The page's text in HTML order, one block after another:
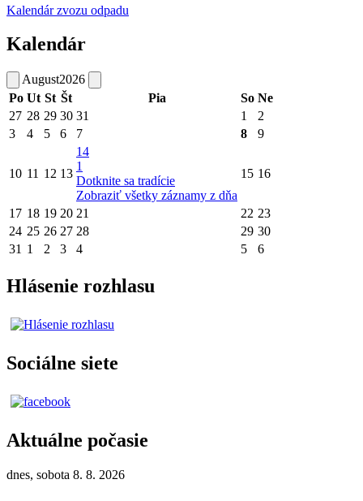
Kalendár zvozu odpadu
Kalendár
August2026
Po Ut St Št Pia So Ne
27 28 29 30 31 1
2
3
4 5 6 7 8 9
10 11 12 13
14
1
Dotknite sa tradície
Zobraziť všetky záznamy z dňa
15 16
17 18 19 20 21 22 23
24 25 26 27 28 29 30
31 1 2 3 4 5 6
Hlásenie rozhlasu
Sociálne siete
Aktuálne počasie
dnes, sobota 8. 8. 2026